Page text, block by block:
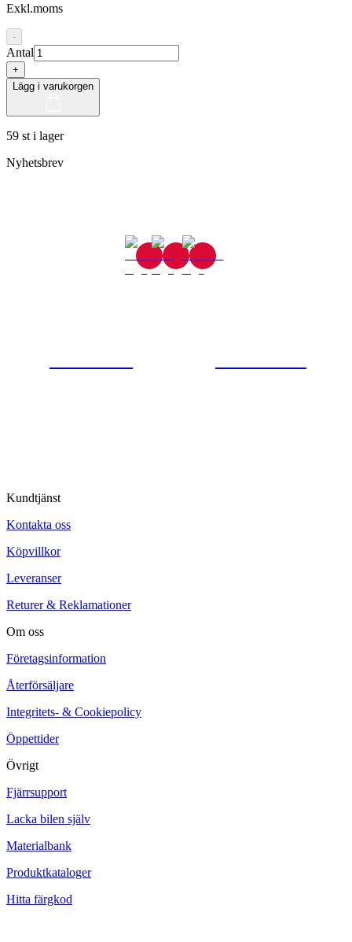
Exkl.moms
-
Antal
+
Lägg i varukorgen
59 st i lager
Nyhetsbrev
Kundtjänst
Kontakta oss
Köpvillkor
Leveranser
Returer & Reklamationer
Om oss
Företagsinformation
Återförsäljare
Integritets- & Cookiepolicy
Öppettider
Övrigt
Fjärrsupport
Lacka bilen själv
Materialbank
Produktkataloger
Hitta färgkod